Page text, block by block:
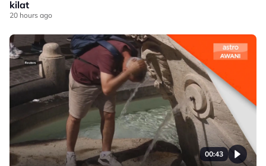
kilat
20 hours ago
00:43